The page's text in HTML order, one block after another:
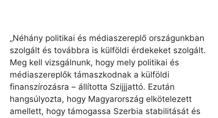
„Néhány politikai és médiaszereplő országunkban
szolgált és továbbra is külföldi érdekeket szolgált.
Meg kell vizsgálnunk, hogy mely politikai és
médiaszereplők támaszkodnak a külföldi
finanszírozásra – állította Szijjjattó. Ezután
hangsúlyozta, hogy Magyarország elkötelezett
amellett, hogy támogassa Szerbia stabilitását és